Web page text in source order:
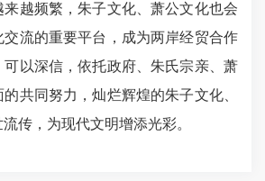
越频繁，朱子文化、萧公文化也会
交流的重要平台，成为两岸经贸合作
以深信，依托政府、朱氏宗亲、萧
共同努力，灿烂辉煌的朱子文化、
传，为现代文明增添光彩。